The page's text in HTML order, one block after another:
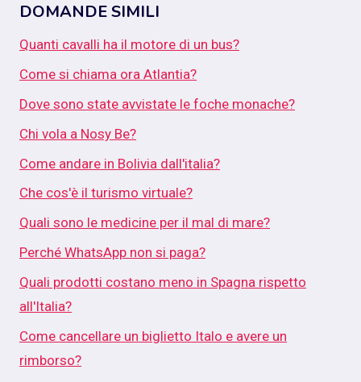
DOMANDE SIMILI
Quanti cavalli ha il motore di un bus?
Come si chiama ora Atlantia?
Dove sono state avvistate le foche monache?
Chi vola a Nosy Be?
Come andare in Bolivia dall'italia?
Che cos'è il turismo virtuale?
Quali sono le medicine per il mal di mare?
Perché WhatsApp non si paga?
Quali prodotti costano meno in Spagna rispetto
all'Italia?
Come cancellare un biglietto Italo e avere un
rimborso?